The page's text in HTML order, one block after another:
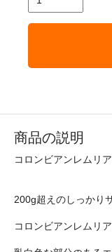
商品の説明
コロンビアンレムリ
200g超えのしっかり
コロンビアンレムリ